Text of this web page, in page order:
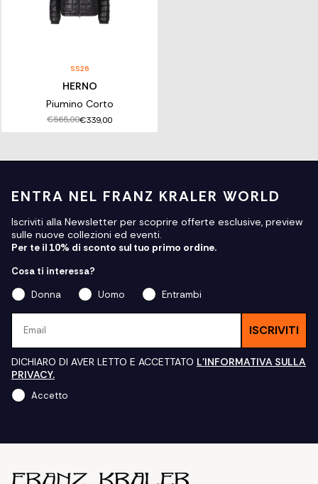
SS26
HERNO
Piumino Corto
€565,00€339,00
ENTRA NEL FRANZ KRALER WORLD
Iscriviti alla Newsletter per scoprire offerte esclusive, preview
sulle nuove collezioni ed eventi.
Per te il 10% di sconto sul tuo primo ordine.
Cosa ti interessa?
Donna
Uomo
Entrambi
ISCRIVITI
DICHIARO DI AVER LETTO E ACCETTATO L'INFORMATIVA SULLA
PRIVACY.
Accetto